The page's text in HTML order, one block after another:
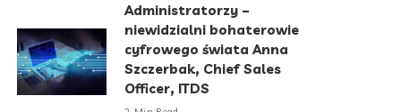
Administratorzy –
niewidzialni bohaterowie
cyfrowego świata Anna
Szczerbak, Chief Sales
Officer, ITDS